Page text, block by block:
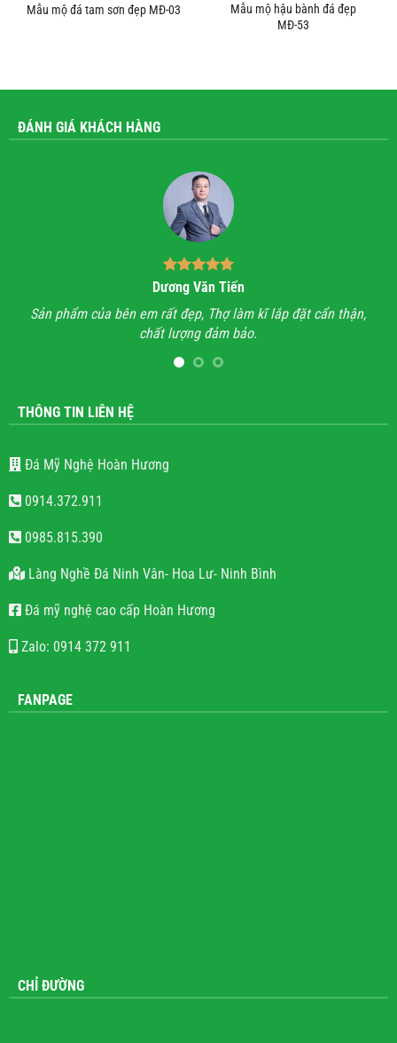
Mẫu mộ đá tam sơn đẹp MĐ-03
Mẫu mộ hậu bành đá đẹp
MĐ-53
ĐÁNH GIÁ KHÁCH HÀNG
Bùi Quốc Trung
Anh đã đi xem rất nhiều những công trình lăng mộ đá, hầu
hết mọi công trình không thấy sự sắc sảo, tinh tế, họ chỉ làm
lăng mộ đá cho có, không quan tâm đến thẩm mỹ và chất
lượng.
Đá Mỹ Nghệ Hoàn Hương
0914.372.911
0985.815.390
Làng Nghề Đá Ninh Vân- Hoa Lư- Ninh Bình
Đá mỹ nghệ cao cấp Hoàn Hương